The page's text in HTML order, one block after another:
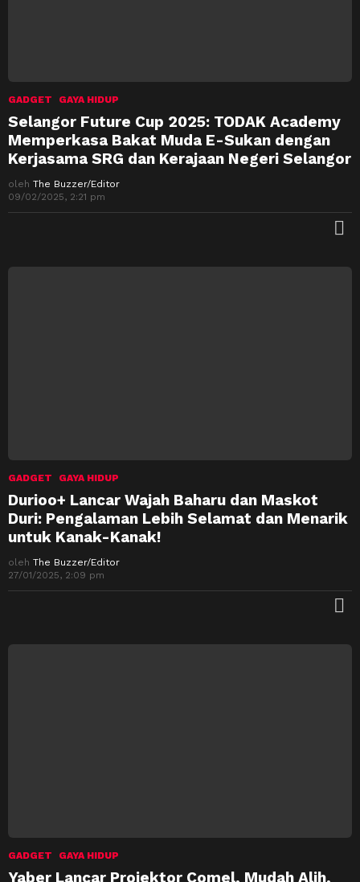
GADGET GAYA HIDUP
Selangor Future Cup 2025: TODAK Academy
Memperkasa Bakat Muda E-Sukan dengan
Kerjasama SRG dan Kerajaan Negeri Selangor
oleh The Buzzer/Editor
09/02/2025, 2:21 pm
GADGET GAYA HIDUP
Durioo+ Lancar Wajah Baharu dan Maskot
Duri: Pengalaman Lebih Selamat dan Menarik
untuk Kanak-Kanak!
oleh The Buzzer/Editor
27/01/2025, 2:09 pm
GADGET GAYA HIDUP
Yaber Lancar Projektor Comel, Mudah Alih,